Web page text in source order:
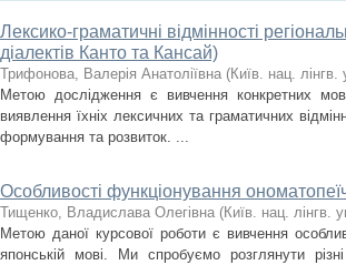
Лексико-граматичні відмінності
діалектів Канто та Кансай)
Трифонова, Валерія Анатоліївна (Київ. нац. лінгв.
Метою дослідження є вивчення конкретних
виявлення їхніх лексичних та граматичних
формування та розвиток. ...
Особливості функціонування
Тищенко, Владислава Олегівна (Київ. нац. лінгв.
Метою даної курсової роботи є вивчення
японській мові. Ми спробуємо розглянути